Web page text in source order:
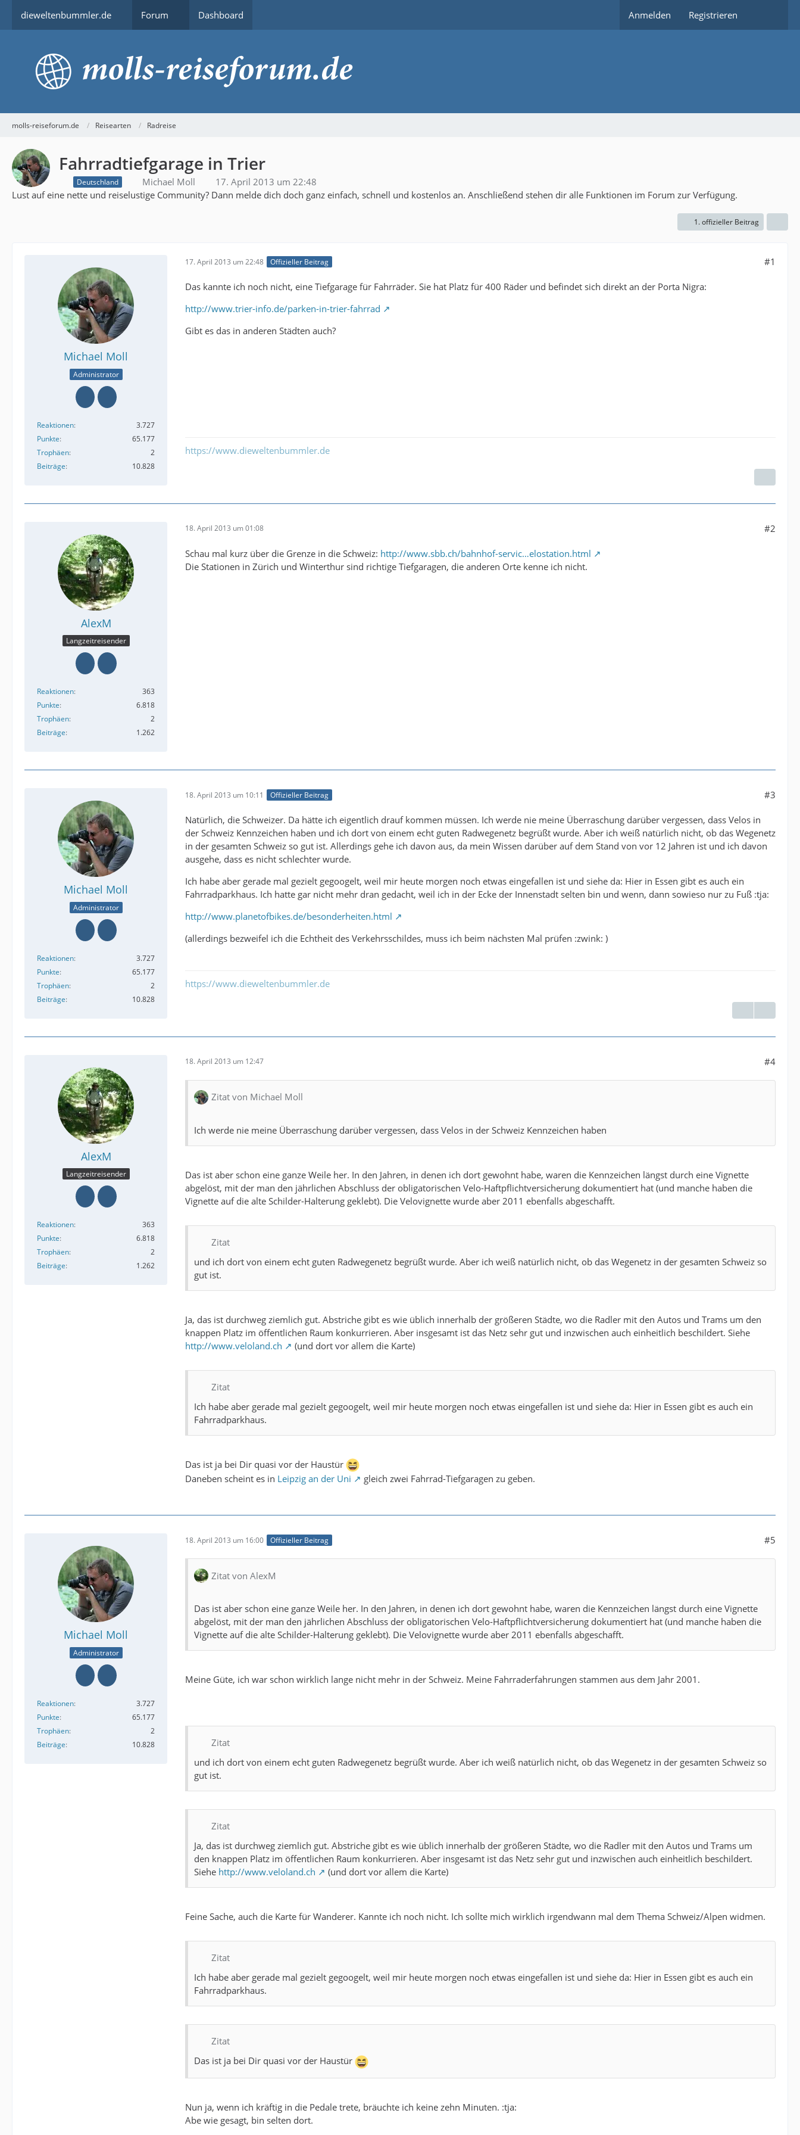
dieweltenbummler.de Forum Dashboard Anmelden Registrieren
molls-reiseforum.de Reisearten Radreise
Fahrradtiefgarage in Trier
Deutschland Michael Moll
17. April 2013 um 22:48
Lust auf eine nette und reiselustige Community? Dann melde dich doch ganz einfach, schnell und kostenlos an. Anschließend stehen dir alle Funktionen im Forum zur Verfügung.
1. offizieller Beitrag
Michael Moll
Administrator
Reaktionen
3.727
Punkte
65.177
Trophäen
2
Beiträge
10.828
17. April 2013 um 22:48 Offizieller Beitrag #1
Das kannte ich noch nicht, eine Tiefgarage für Fahrräder. Sie hat Platz für 400 Räder und befindet sich direkt an der Porta Nigra:
http://www.trier-info.de/parken-in-trier-fahrrad
Gibt es das in anderen Städten auch?
https://www.dieweltenbummler.de
AlexM
Langzeitreisender
Reaktionen
363
Punkte
6.818
Trophäen
2
Beiträge
1.262
18. April 2013 um 01:08 #2
Schau mal kurz über die Grenze in die Schweiz: http://www.sbb.ch/bahnhof-servic…elostation.html
Die Stationen in Zürich und Winterthur sind richtige Tiefgaragen, die anderen Orte kenne ich nicht.
Michael Moll
Administrator
Reaktionen
3.727
Punkte
65.177
Trophäen
2
Beiträge
10.828
18. April 2013 um 10:11 Offizieller Beitrag #3
Natürlich, die Schweizer. Da hätte ich eigentlich drauf kommen müssen. Ich werde nie meine Überraschung darüber vergessen, dass Velos in
der Schweiz Kennzeichen haben und ich dort von einem echt guten Radwegenetz begrüßt wurde. Aber ich weiß natürlich nicht, ob das Wegenetz
in der gesamten Schweiz so gut ist. Allerdings gehe ich davon aus, da mein Wissen darüber auf dem Stand von vor 12 Jahren ist und ich davon
ausgehe, dass es nicht schlechter wurde.
Ich habe aber gerade mal gezielt gegoogelt, weil mir heute morgen noch etwas eingefallen ist und siehe da: Hier in Essen gibt es auch ein
Fahrradparkhaus. Ich hatte gar nicht mehr dran gedacht, weil ich in der Ecke der Innenstadt selten bin und wenn, dann sowieso nur zu Fuß :tja:
http://www.planetofbikes.de/besonderheiten.html
(allerdings bezweifel ich die Echtheit des Verkehrsschildes, muss ich beim nächsten Mal prüfen :zwink: )
https://www.dieweltenbummler.de
AlexM
Langzeitreisender
Reaktionen
363
Punkte
6.818
Trophäen
2
Beiträge
1.262
18. April 2013 um 12:47 #4
Zitat von Michael Moll
Ich werde nie meine Überraschung darüber vergessen, dass Velos in der Schweiz Kennzeichen haben
Das ist aber schon eine ganze Weile her. In den Jahren, in denen ich dort gewohnt habe, waren die Kennzeichen längst durch eine Vignette
abgelöst, mit der man den jährlichen Abschluss der obligatorischen Velo-Haftpflichtversicherung dokumentiert hat (und manche haben die
Vignette auf die alte Schilder-Halterung geklebt). Die Velovignette wurde aber 2011 ebenfalls abgeschafft.
Zitat
und ich dort von einem echt guten Radwegenetz begrüßt wurde. Aber ich weiß natürlich nicht, ob das Wegenetz in der gesamten Schweiz so
gut ist.
Ja, das ist durchweg ziemlich gut. Abstriche gibt es wie üblich innerhalb der größeren Städte, wo die Radler mit den Autos und Trams um den
knappen Platz im öffentlichen Raum konkurrieren. Aber insgesamt ist das Netz sehr gut und inzwischen auch einheitlich beschildert. Siehe
http://www.veloland.ch
(und dort vor allem die Karte)
Zitat
Ich habe aber gerade mal gezielt gegoogelt, weil mir heute morgen noch etwas eingefallen ist und siehe da: Hier in Essen gibt es auch ein
Fahrradparkhaus.
Das ist ja bei Dir quasi vor der Haustür
Daneben scheint es in Leipzig an der Uni gleich zwei Fahrrad-Tiefgaragen zu geben.
Michael Moll
Administrator
Reaktionen
3.727
Punkte
65.177
Trophäen
2
Beiträge
10.828
18. April 2013 um 16:00 Offizieller Beitrag #5
Zitat von AlexM
Das ist aber schon eine ganze Weile her. In den Jahren, in denen ich dort gewohnt habe, waren die Kennzeichen längst durch eine Vignette
abgelöst, mit der man den jährlichen Abschluss der obligatorischen Velo-Haftpflichtversicherung dokumentiert hat (und manche haben die
Vignette auf die alte Schilder-Halterung geklebt). Die Velovignette wurde aber 2011 ebenfalls abgeschafft.
Meine Güte, ich war schon wirklich lange nicht mehr in der Schweiz. Meine Fahrraderfahrungen stammen aus dem Jahr 2001.
Zitat
und ich dort von einem echt guten Radwegenetz begrüßt wurde. Aber ich weiß natürlich nicht, ob das Wegenetz in der gesamten Schweiz so
gut ist.
Zitat
Ja, das ist durchweg ziemlich gut. Abstriche gibt es wie üblich innerhalb der größeren Städte, wo die Radler mit den Autos und Trams um
den knappen Platz im öffentlichen Raum konkurrieren. Aber insgesamt ist das Netz sehr gut und inzwischen auch einheitlich beschildert.
Siehe http://www.veloland.ch (und dort vor allem die Karte)
Feine Sache, auch die Karte für Wanderer. Kannte ich noch nicht. Ich sollte mich wirklich irgendwann mal dem Thema Schweiz/Alpen widmen.
Zitat
Ich habe aber gerade mal gezielt gegoogelt, weil mir heute morgen noch etwas eingefallen ist und siehe da: Hier in Essen gibt es auch ein
Fahrradparkhaus.
Zitat
Das ist ja bei Dir quasi vor der Haustür
Nun ja, wenn ich kräftig in die Pedale trete, bräuchte ich keine zehn Minuten. :tja:
Abe wie gesagt, bin selten dort.